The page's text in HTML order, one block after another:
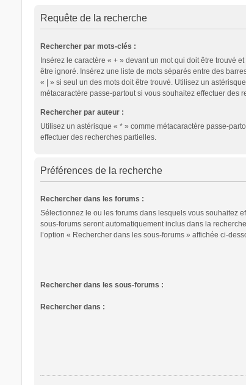
Requête de la recherche
Rechercher par mots-clés :
Insérez le caractère « + » devant un mot qui doit être trouvé
être ignoré. Insérez une liste de mots séparés entre des
« | » si seul un des mots doit être trouvé. Utilisez un
métacaractère passe-partout si vous souhaitez effectuer des
Rechercher par auteur :
Utilisez un astérisque « * » comme métacaractère passe-
effectuer des recherches partielles.
Préférences de la recherche
Rechercher dans les forums :
Sélectionnez le ou les forums dans lesquels vous souhaitez
sous-forums seront automatiquement inclus dans la
l’option « Rechercher dans les sous-forums » affichée ci-
Rechercher dans les sous-forums :
Rechercher dans :